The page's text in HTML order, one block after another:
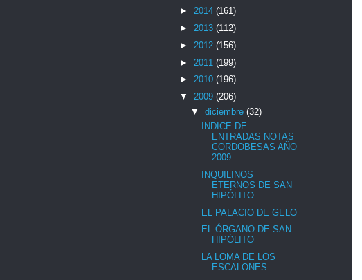
► 2014 (161)
► 2013 (112)
► 2012 (156)
► 2011 (199)
► 2010 (196)
▼ 2009 (206)
▼ diciembre (32)
INDICE DE
ENTRADAS NOTAS
CORDOBESAS AÑO
2009
INQUILINOS
ETERNOS DE SAN
HIPÓLITO.
EL PALACIO DE GELO
EL ÓRGANO DE SAN
HIPÓLITO
LA LOMA DE LOS
ESCALONES